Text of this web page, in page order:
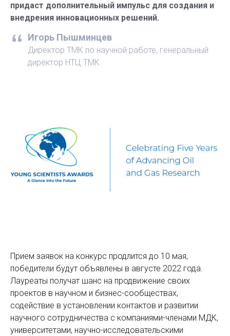
придаст дополнительный импульс для создания и
внедрения инновационных решений.
Игорь Пышминцев
Директор ТМК по научной работе, генеральный
директор НТЦ ТМК
Прием заявок на конкурс продлится до 10 мая,
победители будут объявлены в августе 2022 года.
Лауреаты получат шанс на продвижение своих
проектов в научном и бизнес-сообществах,
содействие в установлении контактов и развитии
научного сотрудничества с компаниями-членами МДК,
университетами, научно-исследовательскими